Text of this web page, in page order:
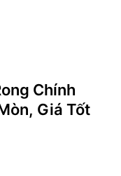
Chính
Giá Tốt